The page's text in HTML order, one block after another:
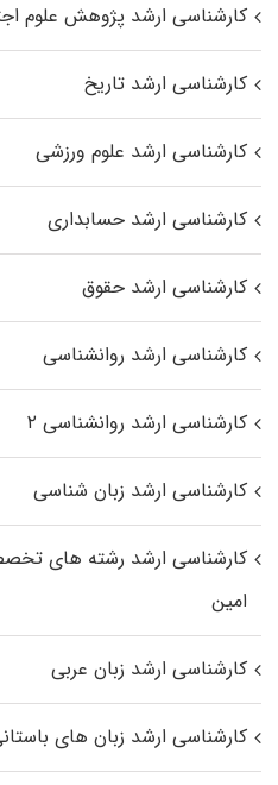
کارشناسی ارشد پژوهش علوم
کارشناسی ارشد تاریخ
کارشناسی ارشد علوم ورزشی
کارشناسی ارشد حسابداری
کارشناسی ارشد حقوق
کارشناسی ارشد روانشناسی
کارشناسی ارشد روانشناسی ۲
کارشناسی ارشد زبان شناسی
کارشناسی ارشد رﺷﺘﻪ ﻫﺎی
اﻣﻴﻦ
کارشناسی ارشد زبان عربی
کارشناسی ارشد زبان‌ های